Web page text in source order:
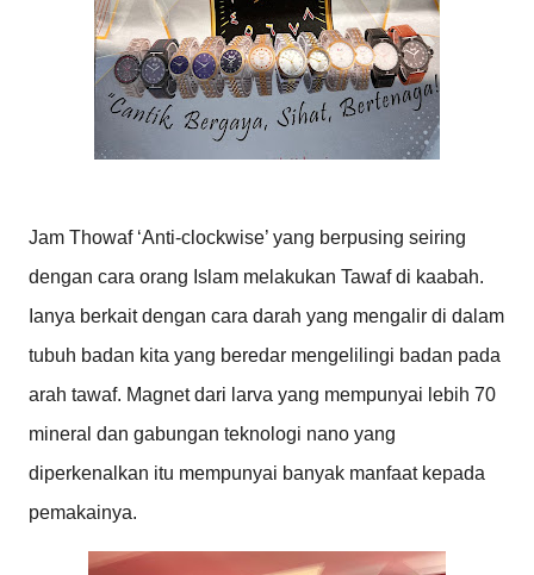
Jam Thowaf ‘Anti-clockwise’ yang berpusing seiring
dengan cara orang Islam melakukan Tawaf di kaabah.
Ianya berkait dengan cara darah yang mengalir di dalam
tubuh badan kita yang beredar mengelilingi badan pada
arah tawaf. Magnet dari larva yang mempunyai lebih 70
mineral dan gabungan teknologi nano yang
diperkenalkan itu mempunyai banyak manfaat kepada
pemakainya.